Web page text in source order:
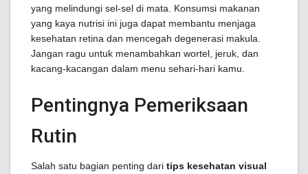
yang melindungi sel-sel di mata. Konsumsi makanan
yang kaya nutrisi ini juga dapat membantu menjaga
kesehatan retina dan mencegah degenerasi makula.
Jangan ragu untuk menambahkan wortel, jeruk, dan
kacang-kacangan dalam menu sehari-hari kamu.
Pentingnya Pemeriksaan
Rutin
Salah satu bagian penting dari tips kesehatan visual